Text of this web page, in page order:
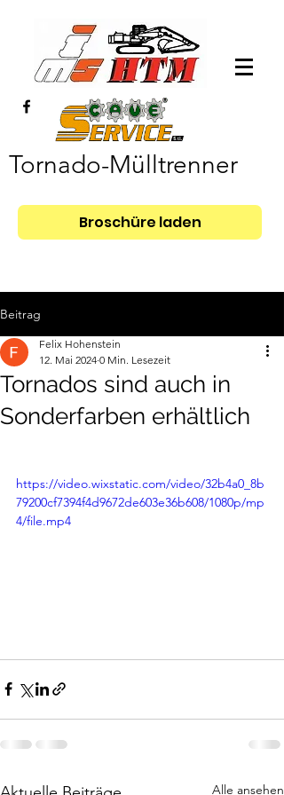
Tornado-Mülltrenner
Broschüre laden
Beitrag
Tornados sind auch in
Sonderfarben erhältlich
Felix Hohenstein
12. Mai 2024 0 Min. Lesezeit
https://video.wixstatic.com/video/32b4a0_8b
79200cf7394f4d9672de603e36b608/1080p/mp
4/file.mp4
Alle ansehen